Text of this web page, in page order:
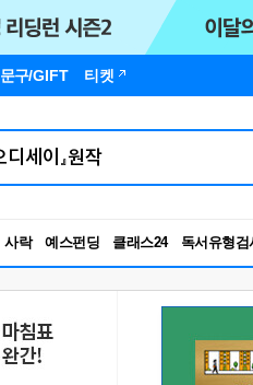
문구/GIFT 티켓
사락 예스펀딩 클래스24
독서유형검
RBTI Lab
독서유형검